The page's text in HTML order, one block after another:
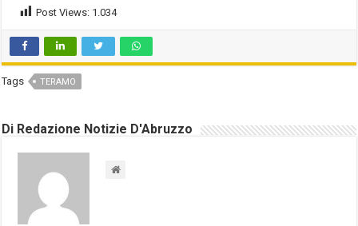
Post Views: 1.034
Tags TERAMO
Di Redazione Notizie D'Abruzzo